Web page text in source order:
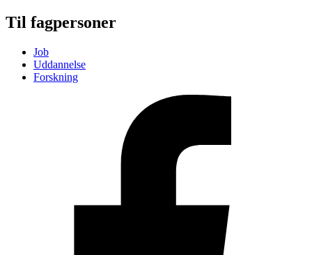
Til fagpersoner
Job
Uddannelse
Forskning